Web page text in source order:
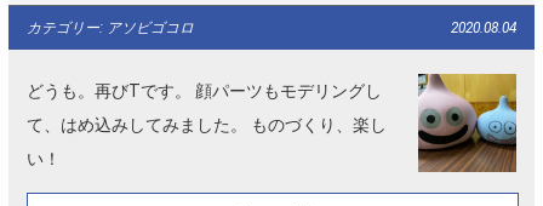
カテゴリー: アソビゴコロ 2020.08.04
どうも。再びTです。 顔パーツもモデリングし
て、はめ込みしてみました。 ものづくり、楽し
い！